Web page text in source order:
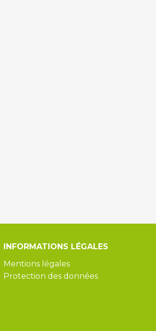
INFORMATIONS LÉGALES
Mentions légales
Protection des données